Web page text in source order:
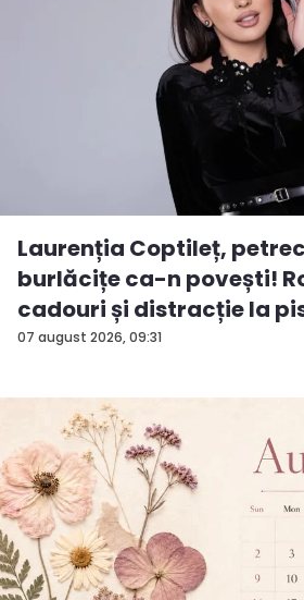
07 august 2026, 09:31
Laurenția Coptileț,
burlăcițe ca-n povești!
cadouri și distracție la
surp...